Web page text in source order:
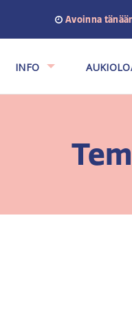
Avoinna
INFO